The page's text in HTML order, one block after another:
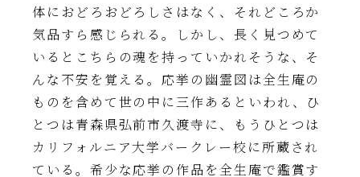
体におどろおどろしさはなく、それどころか
気品すら感じられる。しかし、長く見つめて
いるとこちらの魂を持っていかれそうな、そ
んな不安を覚える。応挙の幽霊図は全生庵の
ものを含めて世の中に三作あるといわれ、ひ
とつは青森県弘前市久渡寺に、もうひとつは
カリフォルニア大学バークレー校に所蔵され
ている。希少な応挙の作品を全生庵で鑑賞す